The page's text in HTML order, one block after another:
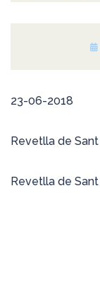
23-06-2018
Revetlla de
Revetlla de